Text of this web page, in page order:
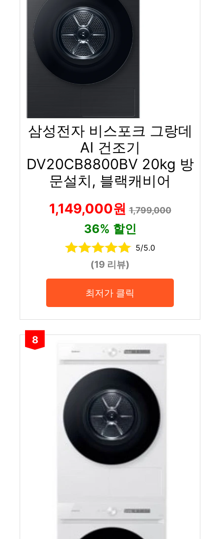
삼성전자 비스포크 그랑데
AI 건조기
DV20CB8800BV 20kg 방
문설치, 블랙캐비어
1,149,000원1,799,000
36% 할인
5/5.0
(19 리뷰)
최저가 클릭
8